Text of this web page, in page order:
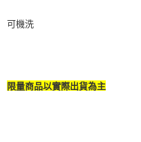
可機洗
限量商品以實際出貨為主